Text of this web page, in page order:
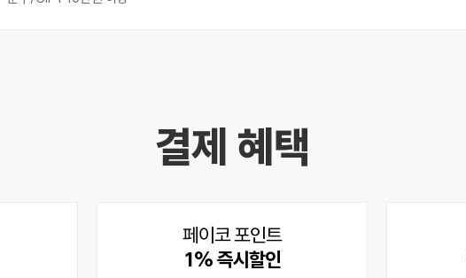
결제 혜택
페이코 포인트
1% 즉시할인